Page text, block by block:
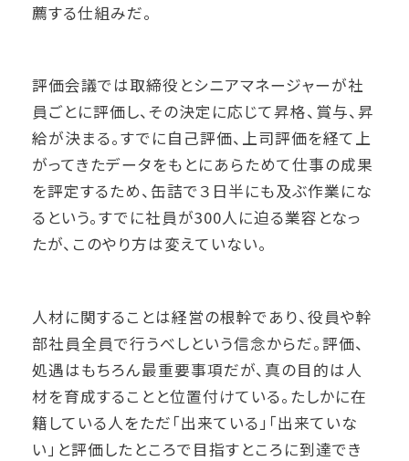
薦する仕組みだ。
評価会議では取締役とシニアマネージャーが社
員ごとに評価し、その決定に応じて昇格、賞与、昇
給が決まる。すでに自己評価、上司評価を経て上
がってきたデータをもとにあらためて仕事の成果
を評定するため、缶詰で３日半にも及ぶ作業にな
るという。すでに社員が300人に迫る業容となっ
たが、このやり方は変えていない。
人材に関することは経営の根幹であり、役員や幹
部社員全員で行うべしという信念からだ。評価、
処遇はもちろん最重要事項だが、真の目的は人
材を育成することと位置付けている。たしかに在
籍している人をただ「出来ている」「出来ていな
い」と評価したところで目指すところに到達でき